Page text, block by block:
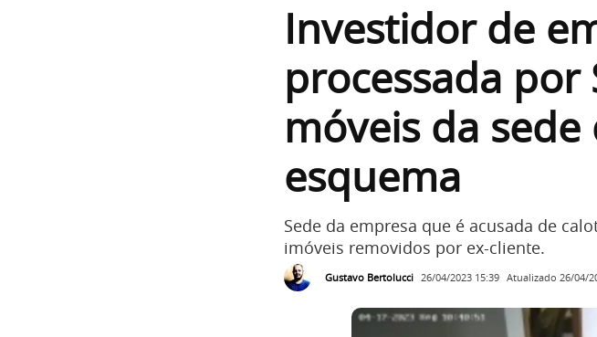
Investidor de
processada por
móveis da
esquema
Sede da empresa que é acusada de
imóveis removidos por ex-cliente.
Gustavo Bertolucci 26/04/2023 15:39 Atualizado 26/04/